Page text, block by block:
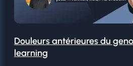
Douleurs antérieures du
learning